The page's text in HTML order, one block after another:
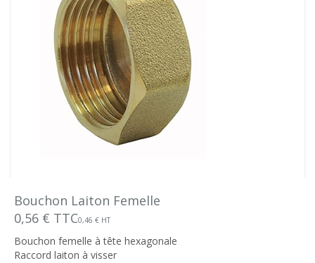
Bouchon Laiton Femelle
0,56 € TTC0,46 € HT
Bouchon femelle à tête hexagonale
Raccord laiton à visser